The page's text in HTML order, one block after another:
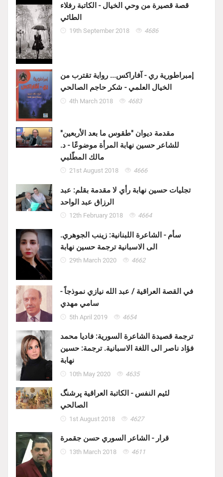
قصة قصيرة من وحي الخيال - الكاتبة رفلاء
الطائي
19th September 2018 4686
إمبراطورية ري - آفاراكس... رواية تقترب من
الخيال العلمي - شكر حاجم الصالحي
4th March 2018 4683
مقدمة ديوان "طقوس ما بعد الأربعين"
للشاعر حسين نهابة المرأة موضوعًا - د.
مالك المطّلبي
21st August 2018 4666
تجليات حسين نهابة رأي لا مقدمة بقلم: عبد
الرزاق عبد الواحد
12th February 2018 4664
سأم - الشاعرة اللبنانية: زينب الجوهري.
الى الاسبانية ترجمة حسين نهابة
29th March 2020 4662
في القصة العراقية / عبد الله نيازي نموذجاً -
سامي مهدي
5th April 2019 4654
ترجمة قصيدة الشاعرة السورية: فاديا محمد
فؤاد ناصر الى اللغة الاسبانية. ترجمة: حسين
نهابة
10th May 2020 4635
لئيم النفس - الكاتبة العراقية پرشنگ
الصالحي
1st August 2018 4627
قرار - الشاعر السوري حسن جقمرة
13th March 2018 4611